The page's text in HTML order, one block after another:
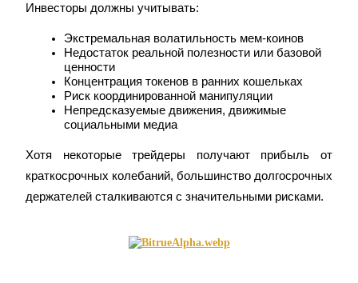
Trade Gold & Silver · 33,333 USDT Bonus
USDT New User Exclusive 10% APR
BTC Flexible Staking | Daily Rewards
Инвесторы должны учитывать:
Экстремальная волатильность мем-коинов
Недостаток реальной полезности или базовой
ценности
Концентрация токенов в ранних кошельках
Риск координированной манипуляции
Непредсказуемые движения, движимые
социальными медиа
Хотя некоторые трейдеры получают прибыль от
краткосрочных колебаний, большинство долгосрочных
держателей сталкиваются с значительными рисками.